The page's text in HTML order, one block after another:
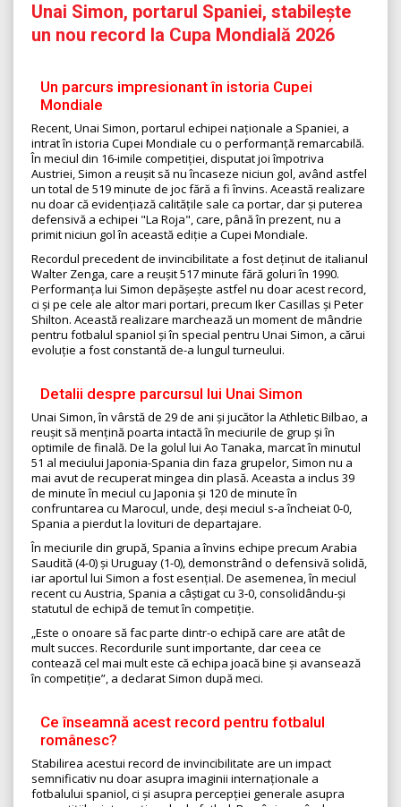
Unai Simon, portarul Spaniei, stabilește
un nou record la Cupa Mondială 2026
Un parcurs impresionant în istoria Cupei
Mondiale
Recent, Unai Simon, portarul echipei naționale a Spaniei, a
intrat în istoria Cupei Mondiale cu o performanță remarcabilă.
În meciul din 16-imile competiției, disputat joi împotriva
Austriei, Simon a reușit să nu încaseze niciun gol, având astfel
un total de 519 minute de joc fără a fi învins. Această realizare
nu doar că evidențiază calitățile sale ca portar, dar și puterea
defensivă a echipei "La Roja", care, până în prezent, nu a
primit niciun gol în această ediție a Cupei Mondiale.
Recordul precedent de invincibilitate a fost deținut de italianul
Walter Zenga, care a reușit 517 minute fără goluri în 1990.
Performanța lui Simon depășește astfel nu doar acest record,
ci și pe cele ale altor mari portari, precum Iker Casillas și Peter
Shilton. Această realizare marchează un moment de mândrie
pentru fotbalul spaniol și în special pentru Unai Simon, a cărui
evoluție a fost constantă de-a lungul turneului.
Detalii despre parcursul lui Unai Simon
Unai Simon, în vârstă de 29 de ani și jucător la Athletic Bilbao, a
reușit să mențină poarta intactă în meciurile de grup și în
optimile de finală. De la golul lui Ao Tanaka, marcat în minutul
51 al meciului Japonia-Spania din faza grupelor, Simon nu a
mai avut de recuperat mingea din plasă. Aceasta a inclus 39
de minute în meciul cu Japonia și 120 de minute în
confruntarea cu Marocul, unde, deși meciul s-a încheiat 0-0,
Spania a pierdut la lovituri de departajare.
În meciurile din grupă, Spania a învins echipe precum Arabia
Saudită (4-0) și Uruguay (1-0), demonstrând o defensivă solidă,
iar aportul lui Simon a fost esențial. De asemenea, în meciul
recent cu Austria, Spania a câștigat cu 3-0, consolidându-și
statutul de echipă de temut în competiție.
„Este o onoare să fac parte dintr-o echipă care are atât de
mult succes. Recordurile sunt importante, dar ceea ce
contează cel mai mult este că echipa joacă bine și avansează
în competiție”, a declarat Simon după meci.
Ce înseamnă acest record pentru fotbalul
românesc?
Stabilirea acestui record de invincibilitate are un impact
semnificativ nu doar asupra imaginii internaționale a
fotbalului spaniol, ci și asupra percepției generale asupra